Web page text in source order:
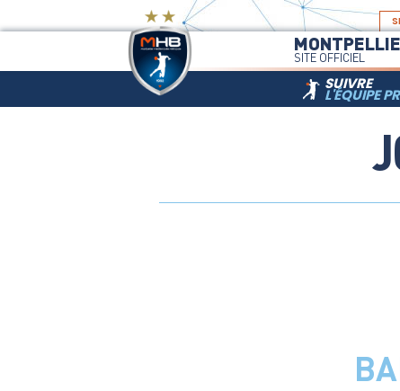
SITE OFFICIEL
SUIVRE
L'ÉQUIPE